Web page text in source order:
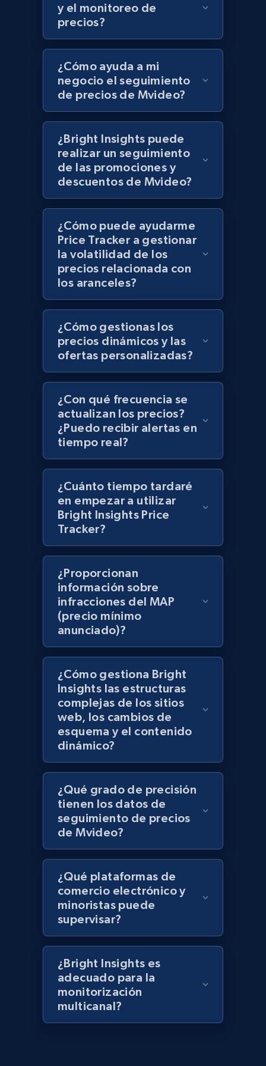
URL, Product id, Title, Product description,
Rating, Reviews count, Initial price, Discount,
and more.
1.3K+ 175+ Comenzar ahora
Zara - Products
Category id, Product id, Product name, Price,
Currency, Colour code, Colour, Description, and
Zara - Products - discovery by category url
1.2K+ Comenzar ahora
Best Buy products
URL, Product id, Title, Images, Final price,
Currency, Discount, Initial price, and more.
1.1K+ 149+ Comenzar ahora
Best Buy products - Collect data on
products using specified keywords
Currency, Discount, Initial price, and more.
1.1K+
URL, Title, Rating, Reviews, Initial price, Final
price, Currency, Stock, and more.
991+ 165+ Comenzar ahora
Lazada - Products - Discover products by
keyword
URL, Title, Rating, Reviews, Initial price, Final
price, Currency, Stock, and more.
Lazada - Products - Discover products by
URL, Title, Rating, Reviews, Initial price, Final
price, Currency, Stock, and more.
991+ 165+
y el monitoreo de
precios?
¿Cómo ayuda a mi
negocio el seguimiento
de precios de Mvideo?
¿Bright Insights puede
realizar un seguimiento
de las promociones y
descuentos de Mvideo?
¿Cómo puede ayudarme
Price Tracker a gestionar
la volatilidad de los
precios relacionada con
los aranceles?
¿Cómo gestionas los
precios dinámicos y las
ofertas personalizadas?
¿Con qué frecuencia se
actualizan los precios?
¿Puedo recibir alertas en
tiempo real?
¿Cuánto tiempo tardaré
en empezar a utilizar
Bright Insights Price
Tracker?
¿Proporcionan
información sobre
infracciones del MAP
(precio mínimo
anunciado)?
¿Cómo gestiona Bright
Insights las estructuras
complejas de los sitios
web, los cambios de
esquema y el contenido
dinámico?
¿Qué grado de precisión
tienen los datos de
seguimiento de precios
de Mvideo?
¿Qué plataformas de
comercio electrónico y
minoristas puede
supervisar?
¿Bright Insights es
adecuado para la
monitorización
multicanal?